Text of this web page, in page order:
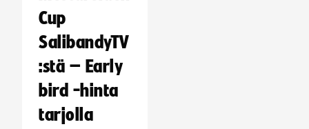
Cup
SalibandyTV
:stä – Early
bird -hinta
tarjolla